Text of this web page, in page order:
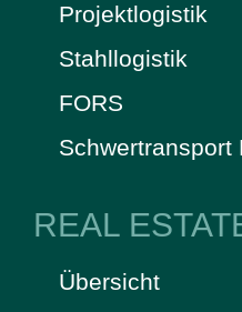
Projektlogistik
Stahllogistik
FORS
Schwertransport
REAL
Übersicht